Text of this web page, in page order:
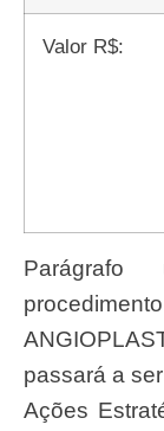
Valor R$:
Parágrafo único. Excepcionalmente o
passará a
Ações